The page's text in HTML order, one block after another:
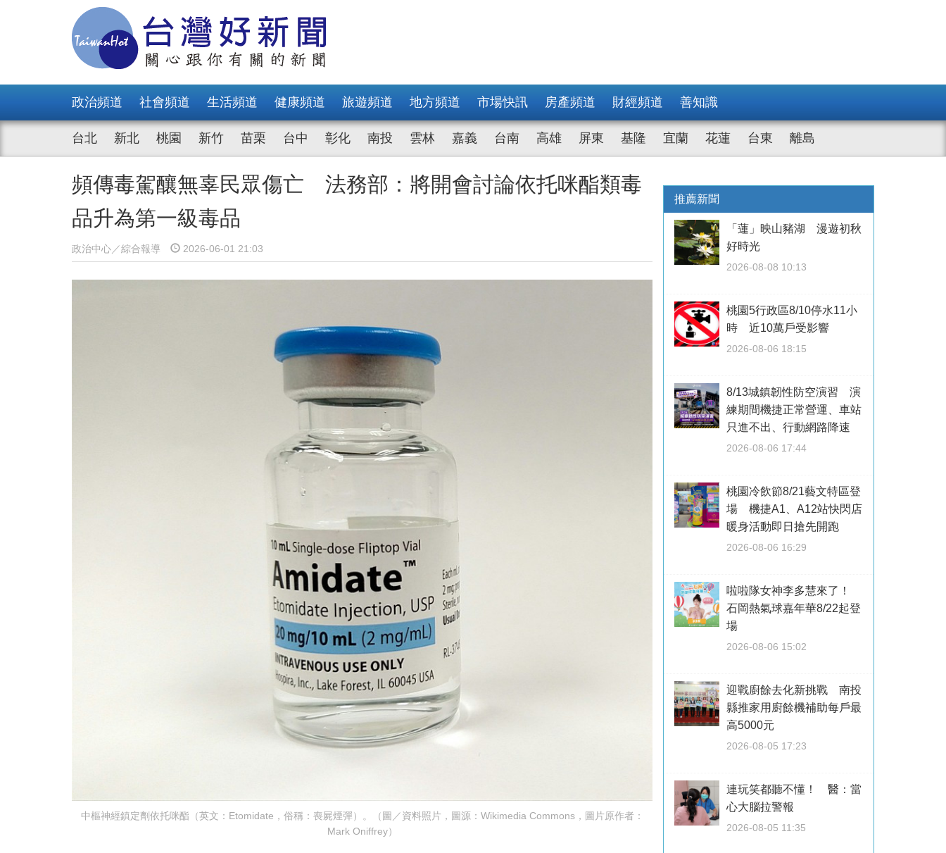
政治頻道 社會頻道 生活頻道 健康頻道 旅遊頻道 地方頻道 市場快訊 房產頻道 財經頻道 善知識
台北 新北 桃園 新竹 苗栗 台中 彰化 南投 雲林 嘉義 台南 高雄 屏東 基隆 宜蘭 花蓮 台東 離島
頻傳毒駕釀無辜民眾傷亡 法務部：將開會討論依托咪酯類毒
品升為第一級毒品
政治中心／綜合報導 2026-06-01 21:03
中樞神經鎮定劑依托咪酯（英文：Etomidate，俗稱：喪屍煙彈）。（圖／資料照片，圖源：Wikimedia Commons，圖片原作者：
Mark Oniffrey）
推薦新聞
「蓮」映山豬湖 漫遊初秋
好時光
2026-08-08 10:13
桃園5行政區8/10停水11小
時 近10萬戶受影響
2026-08-06 18:15
8/13城鎮韌性防空演習 演
練期間機捷正常營運、車站
只進不出、行動網路降速
2026-08-06 17:44
桃園冷飲節8/21藝文特區登
場 機捷A1、A12站快閃店
暖身活動即日搶先開跑
2026-08-06 16:29
啦啦隊女神李多慧來了！
石岡熱氣球嘉年華8/22起登
場
2026-08-06 15:02
迎戰廚餘去化新挑戰 南投
縣推家用廚餘機補助每戶最
高5000元
2026-08-05 17:23
連玩笑都聽不懂！ 醫：當
心大腦拉警報
2026-08-05 11:35